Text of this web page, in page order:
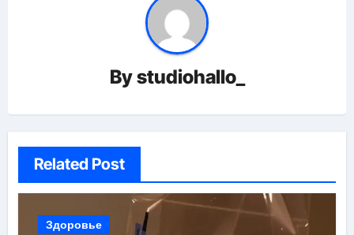
Bystudiohallo_
Related Post
Здоровье